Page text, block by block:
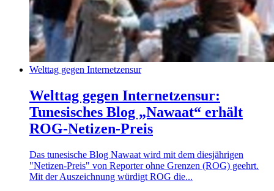
Welttag gegen Internetzensur
Welttag gegen Internetzensur:
Tunesisches Blog „Nawaat“ erhält
ROG-Netizen-Preis
Das tunesische Blog Nawaat wird mit dem diesjährigen
"Netizen-Preis" von Reporter ohne Grenzen (ROG) geehrt.
Mit der Auszeichnung würdigt ROG die...